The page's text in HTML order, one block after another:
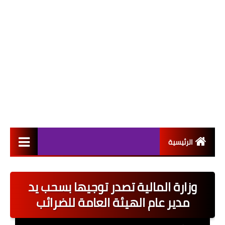
الرئيسية
اخبار القطاع العام
وزارة المالية تصدر توجيها بسحب يد
مدير عام الهيئة العامة للضرائب